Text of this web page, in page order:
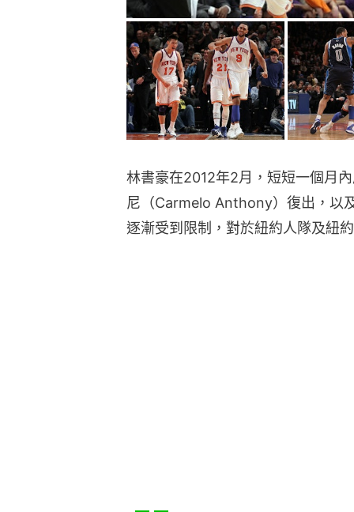
林書豪在2012年2月，短短一個月
尼（Carmelo Anthony）復出，以
逐漸受到限制，對於紐約人隊及紐